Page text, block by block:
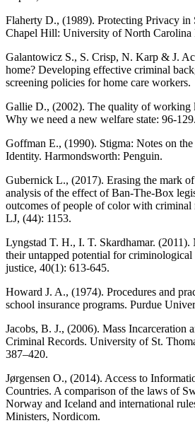
Flaherty D., (1989). Protecting Privacy in
Chapel Hill: University of North Carolina
Galantowicz S., S. Crisp, N. Karp & J.
home? Developing effective criminal
screening policies for home care workers.
Gallie D., (2002). The quality of working
Why we need a new welfare state: 96-129.
Goffman E., (1990). Stigma: Notes on
Identity. Harmondsworth: Penguin.
Gubernick L., (2017). Erasing the mark
analysis of the effect of Ban-The-Box
outcomes of people of color with criminal
LJ, (44): 1153.
Lyngstad T. H., I. T. Skardhamar. (2011).
their untapped potential for
justice, 40(1): 613-645.
Howard J. A., (1974). Procedures and
school insurance programs. Purdue
Jacobs, B. J., (2006). Mass Incarceration
Criminal Records. University of St.
387–420.
Jørgensen O., (2014). Access to
Countries. A comparison of the laws of
Norway and Iceland and international
Ministers, Nordicom.